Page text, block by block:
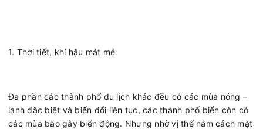
1. Thời tiết, khí hậu mát mẻ
Đa phần các thành phố du lịch khác đều có các mùa nóng –
lạnh đặc biệt và biến đổi liên tục, các thành phố biển còn có
các mùa bão gây biển động. Nhưng nhờ vị thế nằm cách mặt